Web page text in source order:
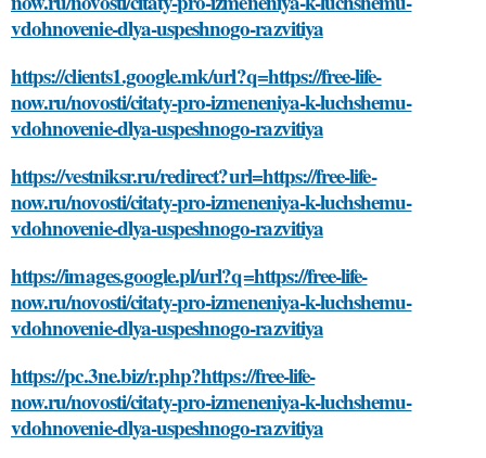
vdohnovenie-dlya-uspeshnogo-razvitiya
https://clients1.google.mk/url?q=https://free-life-
now.ru/novosti/citaty-pro-izmeneniya-k-luchshemu-
vdohnovenie-dlya-uspeshnogo-razvitiya
https://vestniksr.ru/redirect?url=https://free-life-
now.ru/novosti/citaty-pro-izmeneniya-k-luchshemu-
vdohnovenie-dlya-uspeshnogo-razvitiya
https://images.google.pl/url?q=https://free-life-
now.ru/novosti/citaty-pro-izmeneniya-k-luchshemu-
vdohnovenie-dlya-uspeshnogo-razvitiya
https://pc.3ne.biz/r.php?https://free-life-
now.ru/novosti/citaty-pro-izmeneniya-k-luchshemu-
vdohnovenie-dlya-uspeshnogo-razvitiya